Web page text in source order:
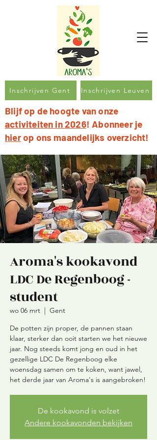
Inschrijven Gent Inschrijven Leuven
Blijf op de hoogte van onze
activiteiten in 2026! Abonneer je
hierop ons maandelijks overzicht!
Aroma's kookavond
LDC De Regenboog -
student
wo 06 mrt
  |
Gent
De potten zijn proper, de pannen staan
klaar, sterker dan ooit starten we het nieuwe
jaar. Nog steeds komt jong en oud in het
gezellige LDC De Regenboog elke
woensdag samen om te koken, want jawel,
De kookavond is volzet
Andere kookavonden bekijken